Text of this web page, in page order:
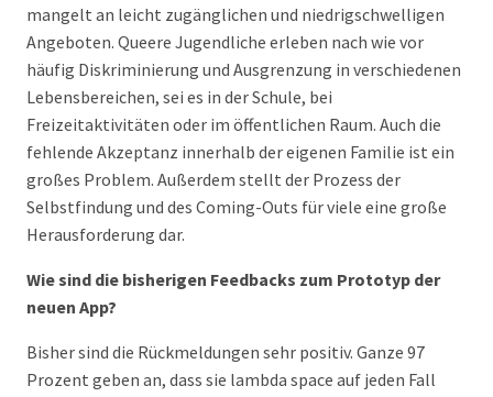
mangelt an leicht zugänglichen und niedrigschwelligen
Angeboten. Queere Jugendliche erleben nach wie vor
häufig Diskriminierung und Ausgrenzung in verschiedenen
Lebensbereichen, sei es in der Schule, bei
Freizeitaktivitäten oder im öffentlichen Raum. Auch die
fehlende Akzeptanz innerhalb der eigenen Familie ist ein
großes Problem. Außerdem stellt der Prozess der
Selbstfindung und des Coming-Outs für viele eine große
Herausforderung dar.
Wie sind die bisherigen Feedbacks zum Prototyp der
neuen App?
Bisher sind die Rückmeldungen sehr positiv. Ganze 97
Prozent geben an, dass sie lambda space auf jeden Fall